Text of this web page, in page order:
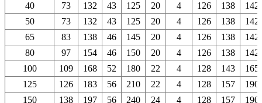
40 73 132 43 125 20 4 126 138
142
50
73 132 43 125 20 4 126 138
142
65
83 138 46 145 20 4 126 138
142
80
97 154 46 150 20 4 126 138
142
100
109 168 52 180 22 4 128 143
165
125
126 183 56 210 22 4 128 157
190
150
138 197 56 240 24 4 128 157
190